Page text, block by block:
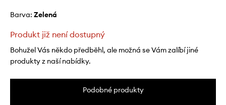
Barva: zelená
Produkt již není dostupný
Bohužel Vás někdo předběhl, ale možná se Vám zalíbí jiné
produkty z naší nabídky.
Podobné produkty